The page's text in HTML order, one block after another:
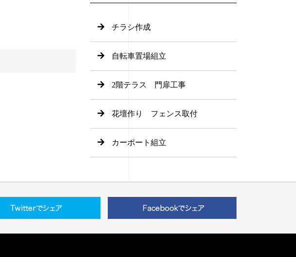
チラシ作成
自転車置場組立
2階テラス 門扉工事
花壇作り フェンス取付
カーポート組立